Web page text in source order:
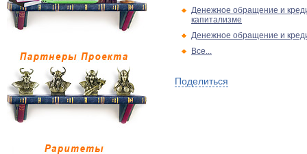
Денежное обращение и
капитализме
Денежное обращение и
Все...
Поделиться